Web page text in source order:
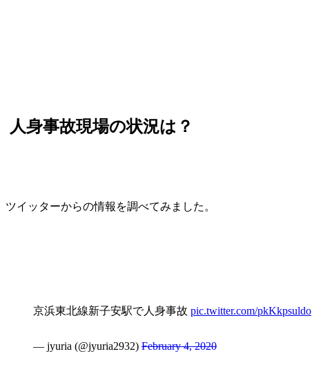
人身事故現場の状況は？
ツイッターからの情報を調べてみました。
京浜東北線新子安駅で人身事故 pic.twitter.com/pkKkpsuldo
— jyuria (@jyuria2932) February 4, 2020